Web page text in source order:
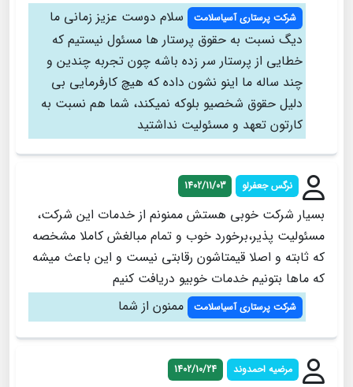
شرکت پرستاری آسیاسلامت
سلام دوست عزیز زمانی ما
دیگ نسبت به حقوق پرستار ها مسئول نیستیم که
خطایی از پرستار سر زده باشه چون تجربه چندین و
چند ساله ما اینو نشون داده که هیچ کارفرمایی بی
دلیل حقوق شخصیو بلوکه نمیکند، شما هم نسبت به
کارتون تعهد و مسئولیت نداشتید
نرگس جعفرلو 1402/11/03
بسیار شرکت خوبی هستش ممنونم از خدمات این شرکت،
مسئولیت پذیر،برخورد خوب و تمام مبالغش کاملا مشخصه
که ثابته و اصلا قیمتاشون رقابتی نیست و این باعث میشه
که ماها بتونیم خدمات خوبیو دریافت کنیم
شرکت پرستاری آسیاسلامت ممنون از شما
مرضیه احمدوند 1402/10/24